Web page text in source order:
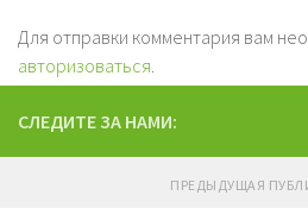
Для отправки комментария вам
авторизоваться.
СЛЕДИТЕ ЗА НАМИ:
ПРЕДЫДУЩАЯ